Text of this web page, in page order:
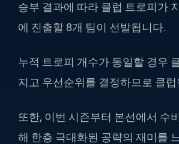
승부 결과에 따라 클럽 트로피가
에 진출할 8개 팀이 선발됩니다.
누적 트로피 개수가 동일할 경우
지고 우선순위를 결정하므로 클
또한, 이번 시즌부터 본선에서 수
해 한층 극대화된 공략의 재미를